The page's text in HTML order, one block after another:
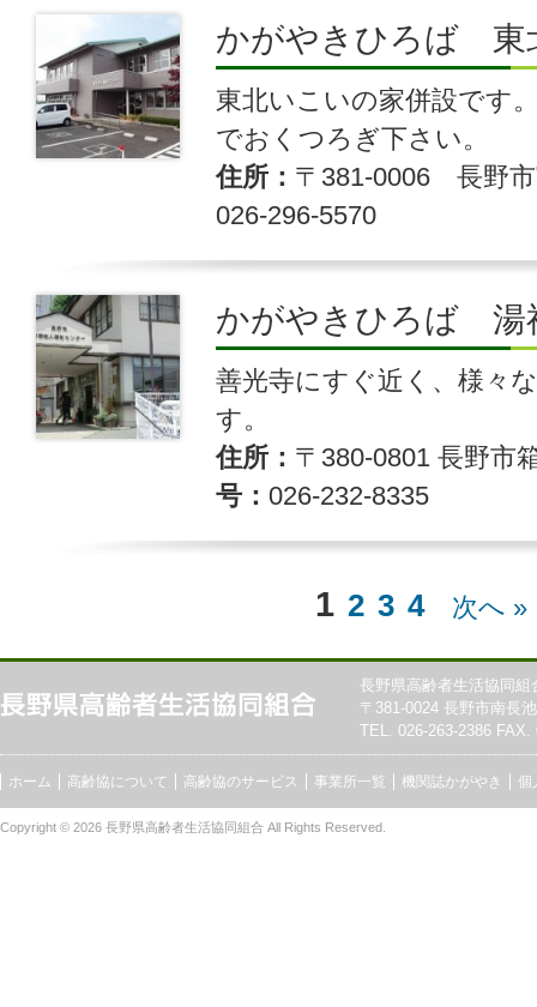
かがやきひろば 東
東北いこいの家併設です
でおくつろぎ下さい。
住所
〒381-0006 長野
026-296-5570
かがやきひろば 湯
善光寺にすぐ近く、様々
す。
住所
〒380-0801 長野市
号
026-232-8335
1 2 3 4 次へ »
長野県高齢者生活協同組
〒381-0024 長野市南長
TEL. 026-263-2386 FAX.
ホーム 高齢協について 高齢協のサービス 事業所一覧 機関誌かがやき 個
Copyright © 2026 長野県高齢者生活協同組合 All Rights Reserved.